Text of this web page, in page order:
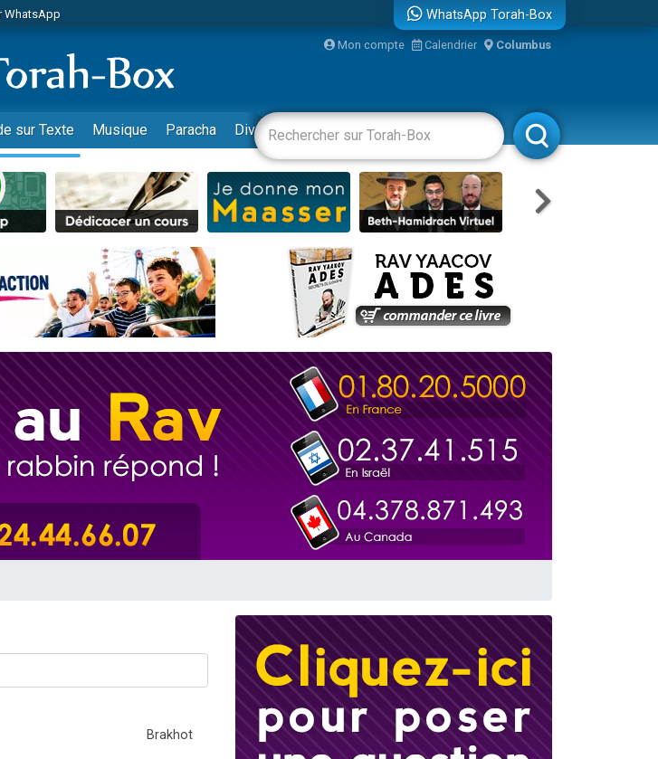
WhatsApp
Music
Sauvez la jambe de Yohan
sur Zoom
WhatsApp
WhatsApp
WhatsApp
Tsédaka : pauvres d'Israel
n°104 : Le Chabbath et le Birkat Hamazone à travers le temps
sur Zoom
5 enfants déjà orphelins risquent de perdre leur maman
sur Zoom
Diane, 80 ans, dans un appartement insalubre
WhatsApp Torah-Box
Mon compte Calendrier Columbus
sur Texte Musique Paracha Divertissements Livres Rabbanim
Brakhot